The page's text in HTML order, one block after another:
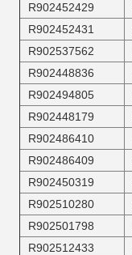
R902452429
R902452431
R902537562
R902448836
R902494805
R902448179
R902486410
R902486409
R902450319
R902510280
R902501798
R902512433